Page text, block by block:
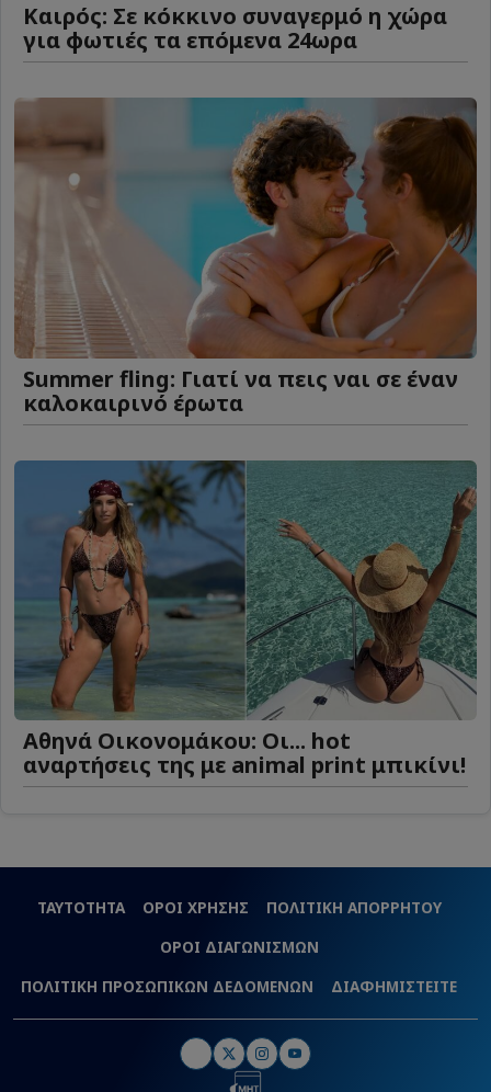
Καιρός: Σε κόκκινο συναγερμό η χώρα
για φωτιές τα επόμενα 24ωρα
Summer fling: Γιατί να πεις ναι σε έναν
καλοκαιρινό έρωτα
Αθηνά Οικονομάκου: Οι... hot
αναρτήσεις της με animal print μπικίνι!
ΤΑΥΤΟΤΗΤΑ ΟΡΟΙ ΧΡΗΣΗΣ
ΠΟΛΙΤΙΚΗ ΑΠΟΡΡΗΤΟΥ
ΟΡΟΙ ΔΙΑΓΩΝΙΣΜΩΝ
ΠΟΛΙΤΙΚΗ ΠΡΟΣΩΠΙΚΩΝ ΔΕΔΟΜΕΝΩΝ
ΔΙΑΦΗΜΙΣΤΕΙΤΕ